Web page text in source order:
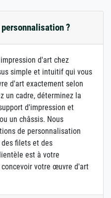
?
d'art chez
simple et intuitif qui vous
d'art exactement selon
un cadre, déterminez la
d'impression et
un châssis. Nous
de personnalisation
filets et des
est à votre
votre œuvre d'art